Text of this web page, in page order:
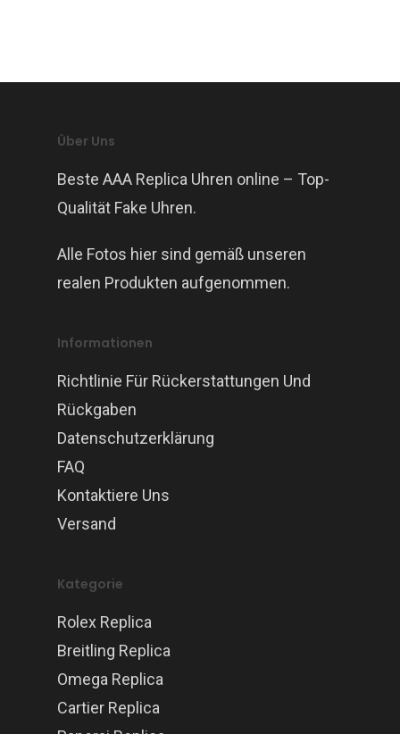
Über Uns
Beste AAA Replica Uhren online – Top-
Qualität Fake Uhren.
Alle Fotos hier sind gemäß unseren
realen Produkten aufgenommen.
Informationen
Richtlinie Für Rückerstattungen Und
Rückgaben
Datenschutzerklärung
FAQ
Kontaktiere Uns
Versand
Kategorie
Rolex Replica
Breitling Replica
Omega Replica
Cartier Replica